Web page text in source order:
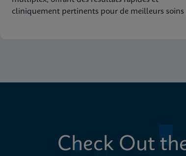
cliniquement pertinents pour de meilleurs soins
Check Out